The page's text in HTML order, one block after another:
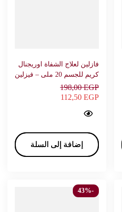
فازلين لعلاج الشفاة اوريجنال
كريم للجسم 20 ملى – فيزلين
198,00EGP
112,50 EGP
إضافة إلى السلة
Vaseline lip therapy original Body Lotions & Creams 20 ml - VASELINE…
إضافة إلى السلة
-43%